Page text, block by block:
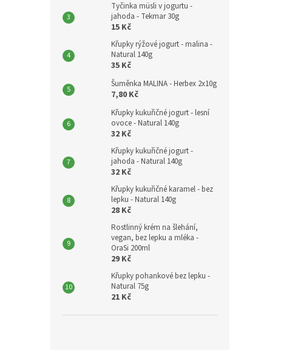
Tyčinka müsli v jogurtu -
jahoda - Tekmar 30g
15 Kč
Křupky rýžové jogurt - malina -
Natural 140g
35 Kč
Šuměnka MALINA - Herbex 2x10g
7,80 Kč
Křupky kukuřičné jogurt - lesní
ovoce - Natural 140g
32 Kč
Křupky kukuřičné jogurt -
jahoda - Natural 140g
32 Kč
Křupky kukuřičné karamel - bez
lepku - Natural 140g
28 Kč
Rostlinný krém na šlehání,
vegan, bez lepku a mléka -
OraSi 200ml
29 Kč
Křupky pohankové bez lepku -
Natural 75g
21 Kč